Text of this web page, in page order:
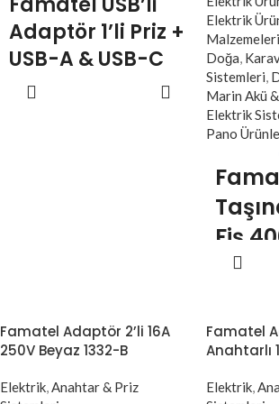
dalgalanmalarından
kaynaklanabilecek arızalara karşı
çözümdür.
Adaptör 1’li Priz +
USB-A & USB-C
(1321)
kapasitesi, ev ve ofis
ortamlarında güvenli kullanım
çıkışı hızlı ve stabil şarj
Elektrik
Malzemeleri
Doğa
Sistemleri
Marin Akü
Elektrik
Pano
Fiş
Famatel Adaptör 2’li 16A
250V Beyaz 1332-B
Elektrik,Anahtar & Priz
Famatel
Anahtarlı
Elektrik,